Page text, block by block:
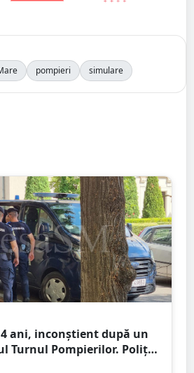
pompieri simulare
ani, inconștient după un
Turnul Pompierilor. Poliția